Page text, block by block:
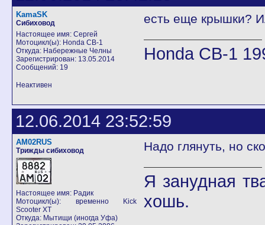
KamaSK
Сибиховод
Настоящее имя: Сергей
Мотоцикл(ы): Honda CB-1
Откуда: Набережные Челны
Зарегистрирован: 13.05.2014
Сообщений: 19
есть еще крышки?
Honda CB-1
Неактивен
12.06.2014 23:52:59
AM02RUS
Трижды сибиховод
Настоящее имя: Радик
Мотоцикл(ы): временно Kick
Scooter XT
Откуда: Мытищи (иногда Уфа)
Надо глянуть, но
Я занудная
хошь.